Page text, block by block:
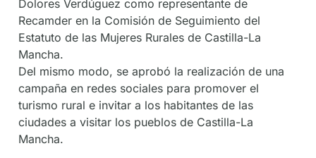
Dolores Verdúguez como representante de
Recamder en la Comisión de Seguimiento del
Estatuto de las Mujeres Rurales de Castilla-La
Mancha.
Del mismo modo, se aprobó la realización de una
campaña en redes sociales para promover el
turismo rural e invitar a los habitantes de las
ciudades a visitar los pueblos de Castilla-La
Mancha.